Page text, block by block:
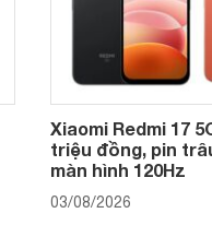
Xiaomi Redmi 17
triệu đồng, pin
màn hình 120Hz
03/08/2026